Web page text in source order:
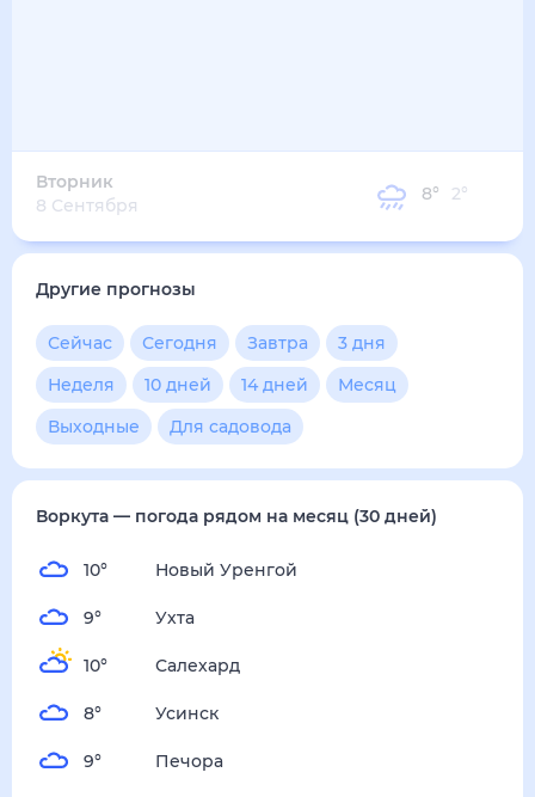
Вторник
8 Сентября
8° 2°
Другие прогнозы
Сейчас Сегодня Завтра
3 дня
Неделя
10 дней 14 дней
Месяц
Выходные
Для садовода
Воркута — погода рядом на месяц (30 дней)
10° Новый Уренгой
9° Ухта
10° Салехард
8° Усинск
9° Печора